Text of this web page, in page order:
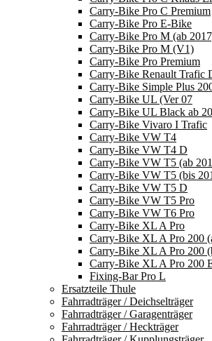
Carry-Bike Pro C Premium
Carry-Bike Pro E-Bike
Carry-Bike Pro M (ab
Carry-Bike Pro M (V1)
Carry-Bike Pro Premium
Carry-Bike Renault Trafic
Carry-Bike Simple Plus
Carry-Bike UL (Ver 07
Carry-Bike UL Black ab
Carry-Bike Vivaro I Trafic
Carry-Bike VW T4
Carry-Bike VW T4 D
Carry-Bike VW T5 (ab
Carry-Bike VW T5 (bis
Carry-Bike VW T5 D
Carry-Bike VW T5 Pro
Carry-Bike VW T6 Pro
Carry-Bike XL A Pro
Carry-Bike XL A Pro 200
Carry-Bike XL A Pro 200
Carry-Bike XL A Pro 200
Fixing-Bar Pro L
Ersatzteile Thule
Fahrradträger / Deichselträger
Fahrradträger / Garagenträger
Fahrradträger / Heckträger